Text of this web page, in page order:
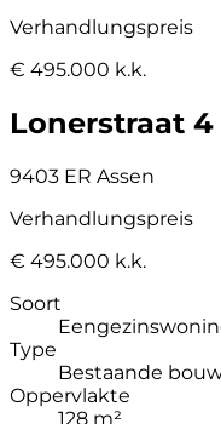
Verhandlungspreis
€ 495.000 k.k.
Lonerstraat 4
9403 ER Assen
Verhandlungspreis
€ 495.000 k.k.
Soort
Type
Bestaande
Oppervlakte
128 m²